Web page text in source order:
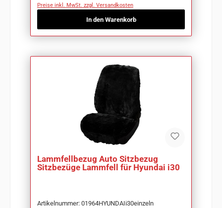
Preise inkl. MwSt. zzgl. Versandkosten
In den Warenkorb
Lammfellbezug Auto Sitzbezug
Sitzbezüge Lammfell für Hyundai i30
Artikelnummer: 01964HYUNDAIi30einzeln